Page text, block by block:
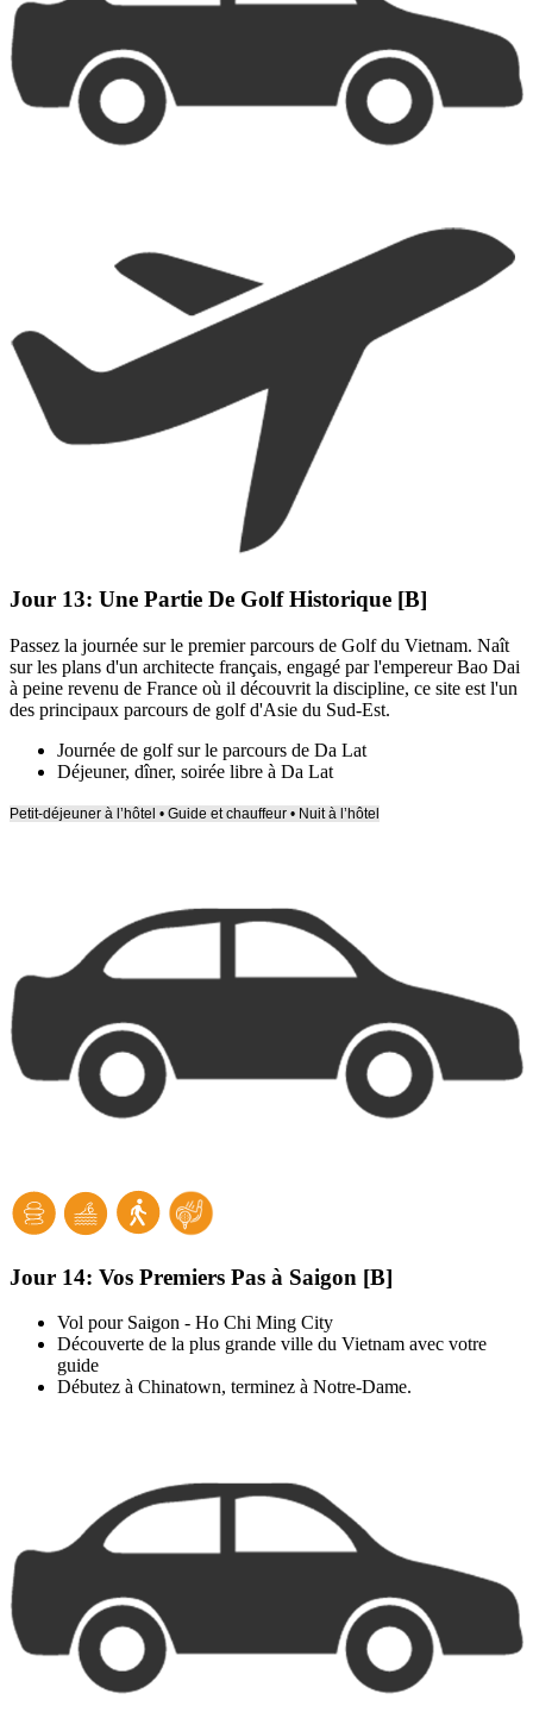
Jour 13: Une Partie De Golf Historique [B]
Passez la journée sur le premier parcours de Golf du Vietnam. Naît
sur les plans d'un architecte français, engagé par l'empereur Bao Dai
à peine revenu de France où il découvrit la discipline, ce site est l'un
des principaux parcours de golf d'Asie du Sud-Est.
Journée de golf sur le parcours de Da Lat
Déjeuner, dîner, soirée libre à Da Lat
Petit-déjeuner à l’hôtel • Guide et chauffeur • Nuit à l’hôtel
Jour 14: Vos Premiers Pas à Saigon [B]
Vol pour Saigon - Ho Chi Ming City
Découverte de la plus grande ville du Vietnam avec votre
guide
Débutez à Chinatown, terminez à Notre-Dame.